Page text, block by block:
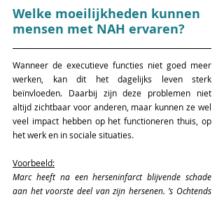
Welke moeilijkheden kunnen
mensen met NAH ervaren?
Wanneer de executieve functies niet goed meer
werken, kan dit het dagelijks leven sterk
beïnvloeden. Daarbij zijn deze problemen niet
altijd zichtbaar voor anderen, maar kunnen ze wel
veel impact hebben op het functioneren thuis, op
het werk en in sociale situaties.
Voorbeeld:
Marc heeft na een herseninfarct blijvende schade
aan het voorste deel van zijn hersenen. ’s Ochtends